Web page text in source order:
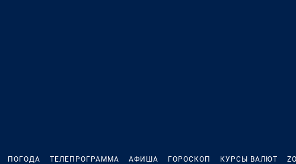
ПОГОДА ТЕЛЕПРОГРАММА АФИША ГОРОСКОП КУРСЫ ВАЛЮТ